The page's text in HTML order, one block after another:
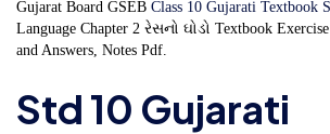
Gujarat Board GSEB Class 10 Gujarati Textbook
Language Chapter 2 રેસનો ઘોડો Textbook
and Answers, Notes Pdf.
Std 10 Gujarati